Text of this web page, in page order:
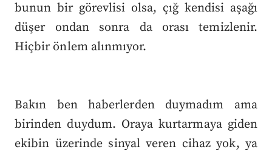
bunun bir görevlisi olsa, çığ kendisi aşağı
düşer ondan sonra da orası temizlenir.
Hiçbir önlem alınmıyor.
Bakın ben haberlerden duymadım ama
birinden duydum. Oraya kurtarmaya giden
ekibin üzerinde sinyal veren cihaz yok, ya